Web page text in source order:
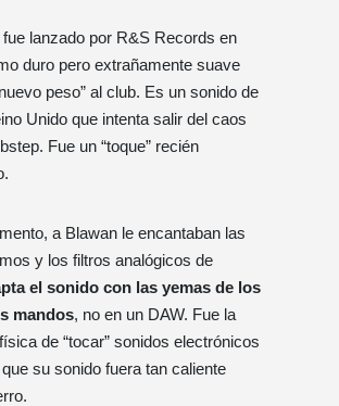
fue lanzado por R&S Records en
duro pero extrañamente suave
peso” al club. Es un sonido de
Unido que intenta salir del caos
Fue un “toque” recién
a Blawan le encantaban las
y los filtros analógicos de
el sonido con las yemas de los
mandos, no en un DAW. Fue la
de “tocar” sonidos electrónicos
su sonido fuera tan caliente